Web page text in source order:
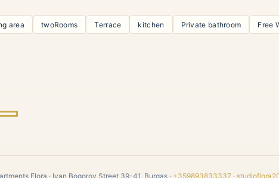
area twoRooms Terrace kitchen Private bathroom Free
Flora · Ivan Bogorov Street 39-41, Burgas · +359893833337 ·